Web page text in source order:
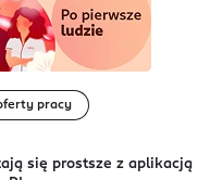
pracy
się prostsze z aplikacją